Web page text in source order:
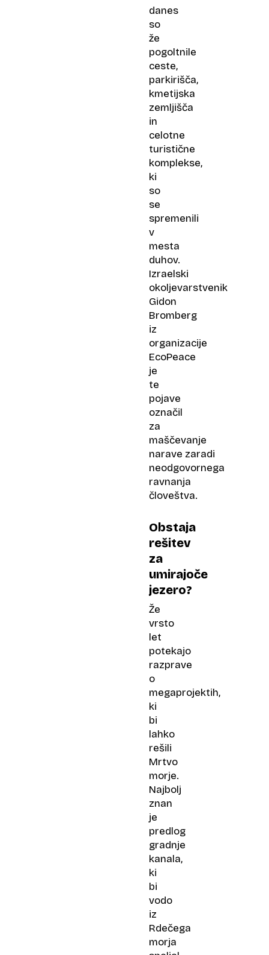
danes
so
že
pogoltnile
ceste,
parkirišča,
kmetijska
zemljišča
in
celotne
turistične
komplekse,
ki
so
se
spremenili
v
mesta
duhov.
Izraelski
okoljevarstvenik
Gidon
Bromberg
iz
organizacije
EcoPeace
je
te
pojave
označil
za
maščevanje
narave zaradi
neodgovornega
ravnanja
človeštva.
Obstaja
rešitev
za
umirajoče
jezero?
Že
vrsto
let
potekajo
razprave
o
megaprojektih,
ki
bi
lahko
rešili
Mrtvo
morje.
Najbolj
znan
je
predlog
gradnje
kanala,
ki
bi
vodo
iz
Rdečega
morja